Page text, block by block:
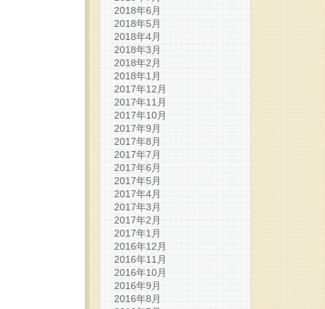
2018年6月
2018年5月
2018年4月
2018年3月
2018年2月
2018年1月
2017年12月
2017年11月
2017年10月
2017年9月
2017年8月
2017年7月
2017年6月
2017年5月
2017年4月
2017年3月
2017年2月
2017年1月
2016年12月
2016年11月
2016年10月
2016年9月
2016年8月